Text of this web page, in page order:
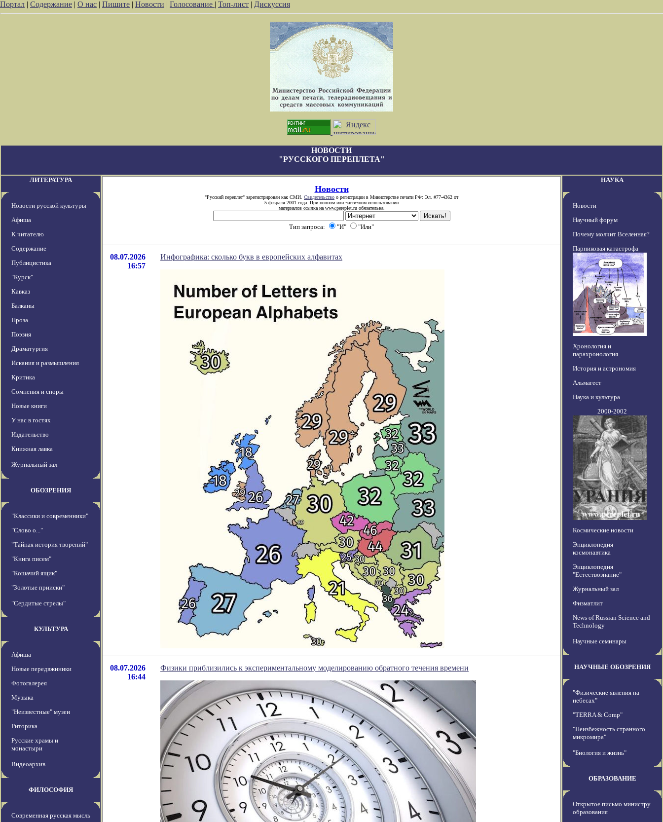
Портал | Содержание | О нас | Пишите | Новости | Голосование | Топ-лист | Дискуссия
НОВОСТИ
"РУССКОГО ПЕРЕПЛЕТА"
ЛИТЕРАТУРА
Новости русской культуры
Афиша
К читателю
Содержание
Публицистика
"Курск"
Кавказ
Балканы
Проза
Поэзия
Драматургия
Искания и размышления
Критика
Сомнения и споры
Новые книги
У нас в гостях
Издательство
Книжная лавка
Журнальный зал
ОБОЗРЕНИЯ
"Классики и современники"
"Слово о..."
"Тайная история творений"
"Книга писем"
"Кошачий ящик"
"Золотые прииски"
"Сердитые стрелы"
КУЛЬТУРА
Афиша
Новые передвжиники
Фотогалерея
Музыка
"Неизвестные" музеи
Риторика
Русские храмы и
монастыри
Видеоархив
ФИЛОСОФИЯ
Современная русская мысль
Новости
"Русский переплет" зарегистрирован как СМИ. Свидетельство о регистрации в Министерстве печати РФ: Эл. #77-4362 от
5 февраля 2001 года. При полном или частичном использовании
материалов ссылка на www.pereplet.ru обязательна.
Тип запроса: "И" "Или"
08.07.2026
16:57
Инфографика: сколько букв в европейских алфавитах
08.07.2026
16:44
Физики приблизились к экспериментальному моделированию обратного течения времени
НАУКА
Новости
Научный форум
Почему молчит Вселенная?
Парниковая катастрофа
Хронология и
парахронология
История и астрономия
Альмагест
Наука и культура
2000-2002
Космические новости
Энциклопедия
космонавтика
Энциклопедия
"Естествознание"
Журнальный зал
Физматлит
News of Russian Science and
Technology
Научные семинары
НАУЧНЫЕ ОБОЗРЕНИЯ
"Физические явления на
небесах"
"TERRA & Comp"
"Неизбежность странного
микромира"
"Биология и жизнь"
ОБРАЗОВАНИЕ
Открытое письмо министру
образования